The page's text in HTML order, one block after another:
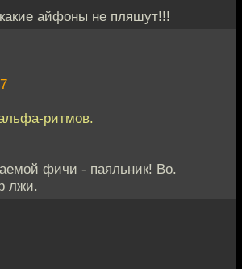
айфоны не пляшут!!!
ритмов.
фичи - паяльник! Во.
лжи.